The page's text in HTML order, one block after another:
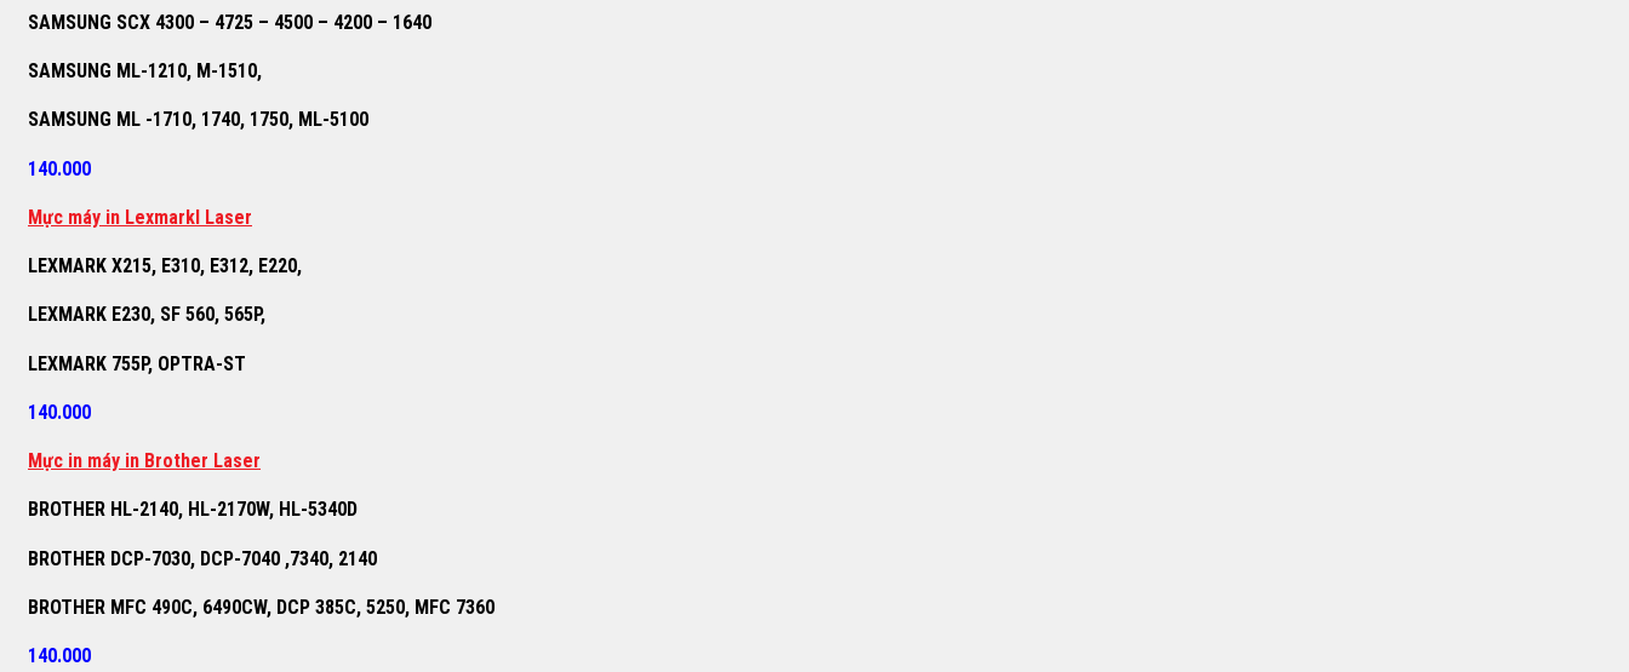
SAMSUNG SCX 4300 – 4725 – 4500 – 4200 – 1640
SAMSUNG ML-1210, M-1510,
SAMSUNG ML -1710, 1740, 1750, ML-5100
140.000
Mực máy in Lexmarkl Laser
LEXMARK X215, E310, E312, E220,
LEXMARK E230, SF 560, 565P,
LEXMARK 755P, OPTRA-ST
140.000
Mực in máy in Brother Laser
BROTHER HL-2140, HL-2170W, HL-5340D
BROTHER DCP-7030, DCP-7040 ,7340, 2140
BROTHER MFC 490C, 6490CW, DCP 385C, 5250, MFC 7360
140.000